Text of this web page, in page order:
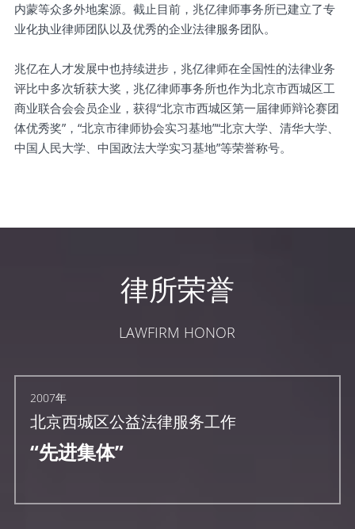
内蒙等众多外地案源。截止目前，兆亿律师事务所已建立了专
业化执业律师团队以及优秀的企业法律服务团队。
兆亿在人才发展中也持续进步，兆亿律师在全国性的法律业务
评比中多次斩获大奖，兆亿律师事务所也作为北京市西城区工
商业联合会会员企业，获得“北京市西城区第一届律师辩论赛团
体优秀奖”，“北京市律师协会实习基地”“北京大学、清华大学、
中国人民大学、中国政法大学实习基地”等荣誉称号。
律所荣誉
LAWFIRM HONOR
2007年
北京西城区公益法律服务工作
“先进集体”